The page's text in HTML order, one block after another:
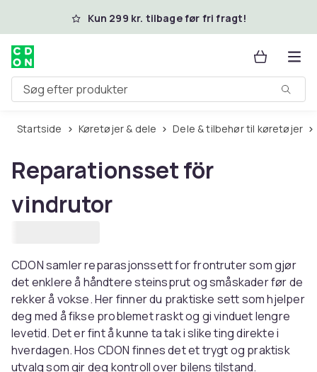
Spring til hovedindhold
Kun 299 kr. tilbage før fri fragt!
Søg efter produkter
Startside Køretøjer & dele Dele & tilbehør til køretøjer
Reparationsset för
vindrutor
CDON samler reparasjonssett for frontruter som gjør
det enklere å håndtere steinsprut og småskader før de
rekker å vokse. Her finner du praktiske sett som hjelper
deg med å fikse problemet raskt og gi vinduet lengre
levetid. Det er fint å kunne ta tak i slike ting direkte i
hverdagen. Hos CDON finnes det et trygt og praktisk
utvalg som gir deg kontroll over bilens tilstand.